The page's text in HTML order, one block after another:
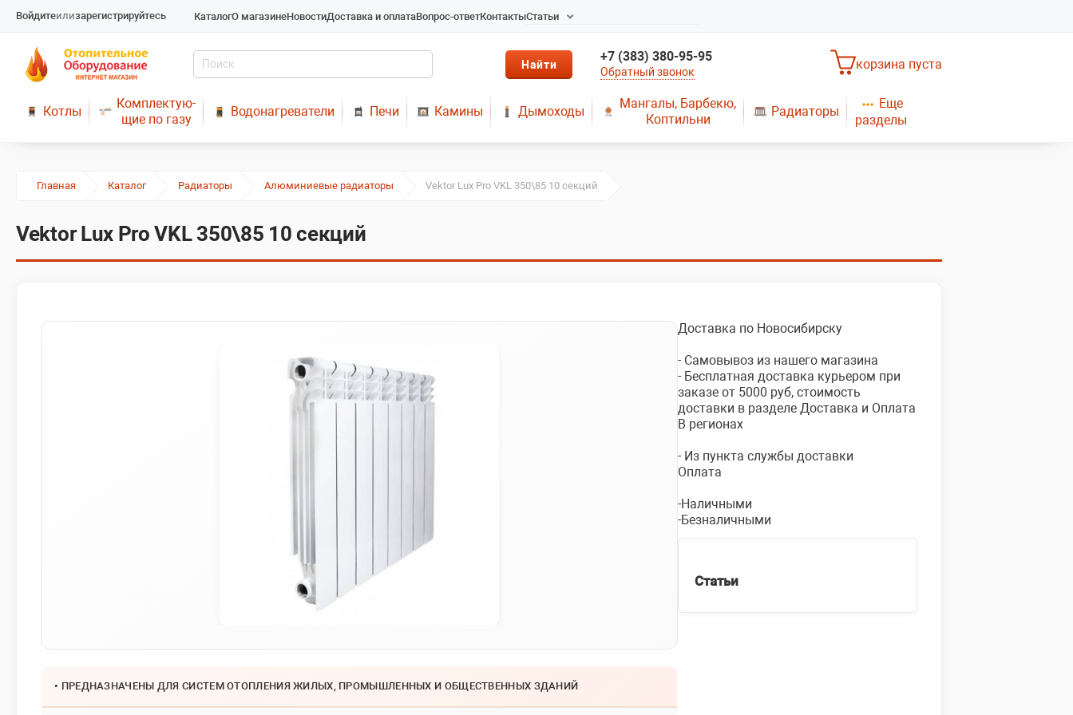
Войдитеилизарегистрируйтесь КаталогО магазинеНовостиДоставка и оплатаВопрос-ответКонтактыСтатьи
Радиаторы отопления в
Новосибирске
Твердотопливные котлы
длительного горения
Металопластик
+7 (383) 380-95-95
Обратный звонок
корзина пуста
Котлы
Комплектую-
щие по газу
Водонагреватели Печи Камины Дымоходы
Мангалы, Барбекю,
Коптильни
Радиаторы
Еще
разделы
Главная Каталог Радиаторы Алюминиевые радиаторы Vektor Lux Pro VKL 350\85 10 секций
Vektor Lux Pro VKL 350\85 10 секций
• ПРЕДНАЗНАЧЕНЫ ДЛЯ СИСТЕМ ОТОПЛЕНИЯ ЖИЛЫХ, ПРОМЫШЛЕННЫХ И ОБЩЕСТВЕННЫХ ЗДАНИЙ
Доставка по Новосибирску
- Самовывоз из нашего магазина
- Бесплатная доставка курьером при
заказе от 5000 руб, стоимость
доставки в разделе Доставка и Оплата
В регионах
- Из пункта службы доставки
Оплата
-Наличными
-Безналичными
Статьи